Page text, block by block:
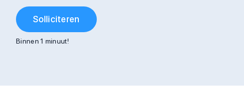
Solliciteren
Binnen 1 minuut!